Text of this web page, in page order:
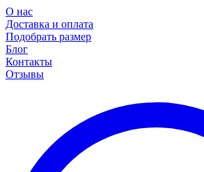
О нас
Доставка и оплата
Подобрать размер
Блог
Контакты
Отзывы